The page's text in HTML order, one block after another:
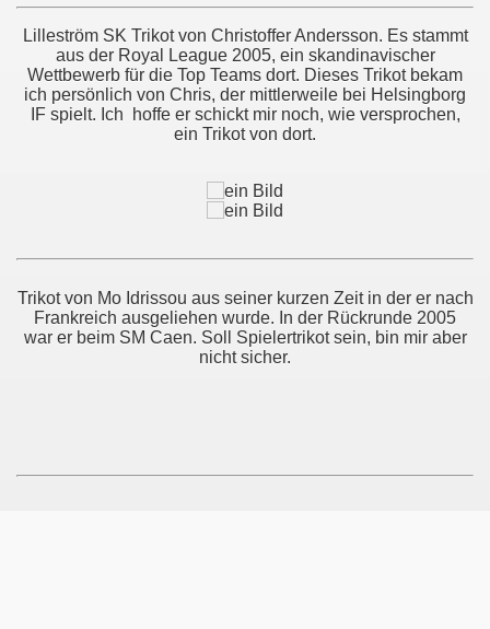
Lilleström SK Trikot von Christoffer Andersson. Es stammt
aus der Royal League 2005, ein skandinavischer
Wettbewerb für die Top Teams dort. Dieses Trikot bekam
ich persönlich von Chris, der mittlerweile bei Helsingborg
IF spielt. Ich hoffe er schickt mir noch, wie versprochen,
ein Trikot von dort.
Trikot von Mo Idrissou aus seiner kurzen Zeit in der er nach
Frankreich ausgeliehen wurde. In der Rückrunde 2005
war er beim SM Caen. Soll Spielertrikot sein, bin mir aber
nicht sicher.